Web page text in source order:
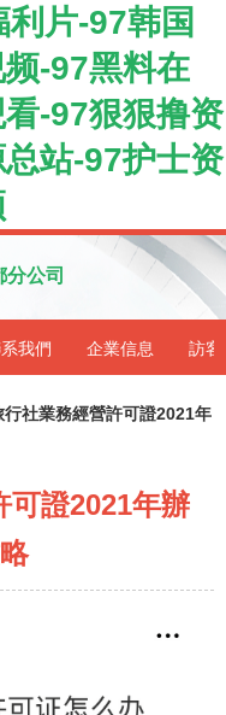
片-97韩国
-97黑料在
-97狠狠撸资
站-97护士资
公司
我們 企業信息 訪客
行社業務經營許可證2021年
可證2021年辦